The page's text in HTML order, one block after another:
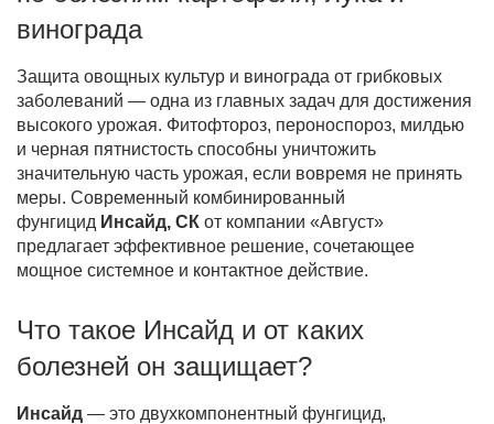
винограда
Защита овощных культур и винограда от грибковых
заболеваний — одна из главных задач для достижения
высокого урожая. Фитофтороз, пероноспороз, милдью
и черная пятнистость способны уничтожить
значительную часть урожая, если вовремя не принять
меры. Современный комбинированный
фунгицид Инсайд, СК от компании «Август»
предлагает эффективное решение, сочетающее
мощное системное и контактное действие.
Что такое Инсайд и от каких
болезней он защищает?
Инсайд — это двухкомпонентный фунгицид,